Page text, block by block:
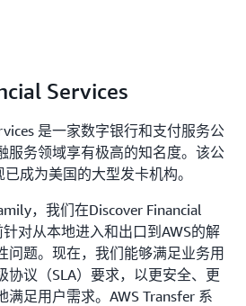
Services
是一家数字银行和支付服务公
服务领域享有极高的知名度。该公
成为美国的大型发卡机构。
，我们在Discover Financial
对从本地进入和出口到AWS的解
问题。现在，我们能够满足业务用
协议（SLA）要求，以更安全、更
满足用户需求。AWS Transfer 系